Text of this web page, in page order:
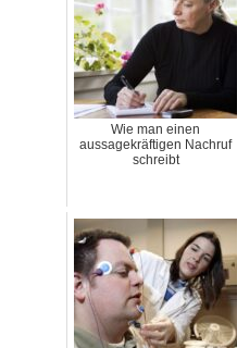
Wie man einen
aussagekräftigen Nachruf
schreibt